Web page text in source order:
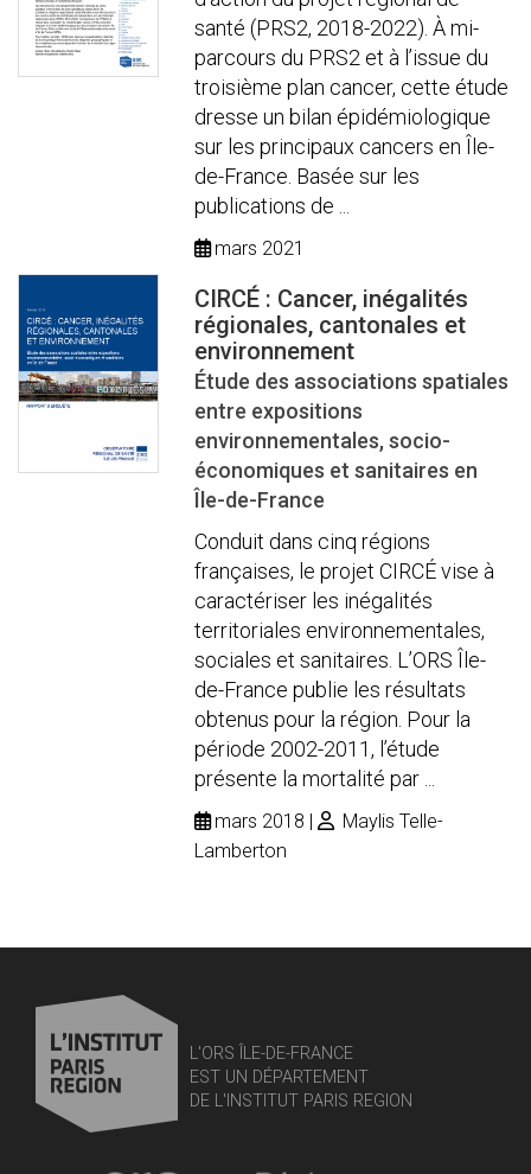
santé (PRS2, 2018-2022). À mi-
parcours du PRS2 et à l’issue du
troisième plan cancer, cette étude
dresse un bilan épidémiologique
sur les principaux cancers en Île-
de-France. Basée sur les
publications de ...
mars 2021
CIRCÉ : Cancer, inégalités
régionales, cantonales et
environnement
Étude des associations spatiales
entre expositions
environnementales, socio-
économiques et sanitaires en
Île-de-France
Conduit dans cinq régions
françaises, le projet CIRCÉ vise à
caractériser les inégalités
territoriales environnementales,
sociales et sanitaires. L’ORS Île-
de-France publie les résultats
obtenus pour la région. Pour la
période 2002-2011, l’étude
présente la mortalité par ...
mars 2018
Maylis Telle-
Lamberton
L'ORS ÎLE-DE-FRANCE
EST UN DÉPARTEMENT
DE L'INSTITUT PARIS REGION